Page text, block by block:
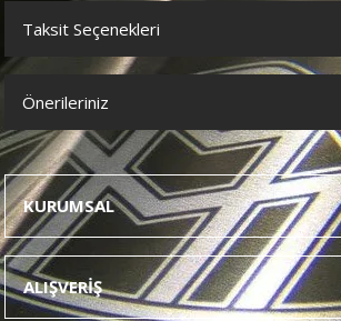
Bu ürüne ilk yorumu siz yapın!
Taksit Seçenekleri
Önerileriniz
Bu ürünün fiyat bilgisi, resim, ürün
konularda yetersiz gördüğünüz noktaları
tarafımıza iletebilirsiniz.
Görüş ve önerileriniz için teşekkür ederiz.
Ürün resmi kalitesiz, bozuk veya
Ürün açıklamasında eksik bilgiler bulunuyor.
KURUMSAL
ALIŞVERİŞ